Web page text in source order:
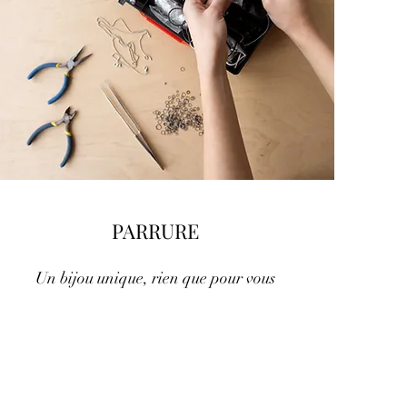
PARRURE
Un bijou unique, rien que pour vous